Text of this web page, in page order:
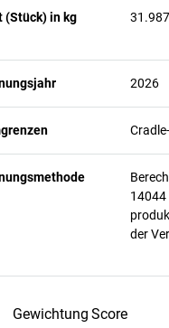
(Stück) in kg
31.987
2026
14044
der
Gewichtung Score